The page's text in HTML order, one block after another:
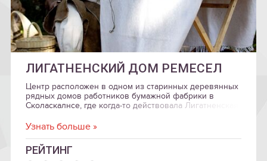
ЛИГАТНЕНСКИЙ ДОМ РЕМЕСЕЛ
Центр расположен в одном из старинных деревянных
рядных домов работников бумажной фабрики в
Сколаскалнсе, где когда-то действовала Лигатненская
Узнать больше »
РЕЙТИНГ